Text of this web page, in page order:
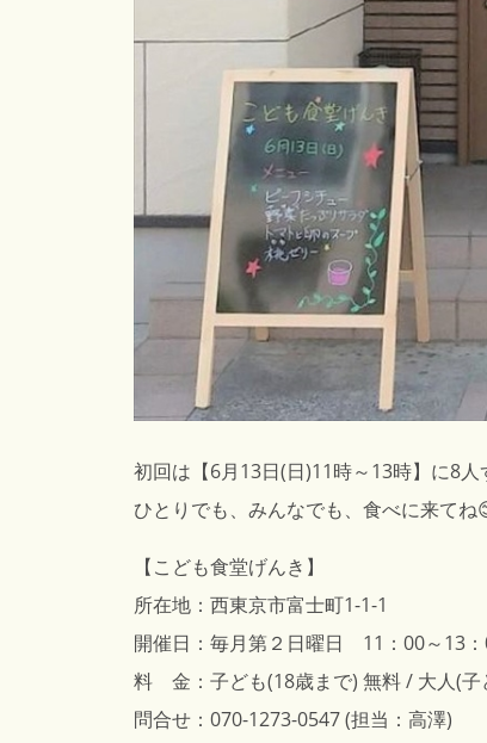
初回は【6月13日(日)11時～13時】に8人
ひとりでも、みんなでも、食べに来てね
【こども食堂げんき】
所在地：西東京市富士町1-1-1
開催日：毎月第２日曜日 11：00～13
料 金：子ども(18歳まで) 無料 / 大人(子
問合せ：070-1273-0547 (担当：高澤)